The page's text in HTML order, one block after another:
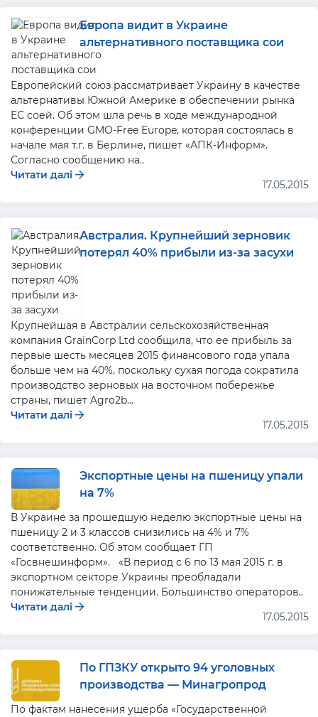
Европа видит в Украине
альтернативного поставщика сои
Европейский союз рассматривает Украину в качестве
альтернативы Южной Америке в обеспечении рынка
ЕС соей. Об этом шла речь в ходе международной
конференции GMO-Free Europe, которая состоялась в
начале мая т.г. в Берлине, пишет «АПК-Информ».
Согласно сообщению на..
Читати далі
17.05.2015
Австралия. Крупнейший зерновик
потерял 40% прибыли из-за засухи
Крупнейшая в Австралии сельскохозяйственная
компания GrainCorp Ltd сообщила, что ее прибыль за
первые шесть месяцев 2015 финансового года упала
больше чем на 40%, поскольку сухая погода сократила
производство зерновых на восточном побережье
страны, пишет Agro2b...
Читати далі
17.05.2015
Экспортные цены на пшеницу упали
на 7%
В Украине за прошедшую неделю экспортные цены на
пшеницу 2 и 3 классов снизились на 4% и 7%
соответственно. Об этом сообщает ГП
«Госвнешинформ». «В период с 6 по 13 мая 2015 г. в
экспортном секторе Украины преобладали
понижательные тенденции. Большинство операторов..
Читати далі
17.05.2015
По ГПЗКУ открыто 94 уголовных
производства — Минагропрод
По фактам нанесения ущерба «Государственной